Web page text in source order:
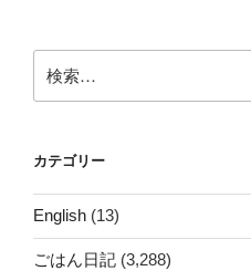
索:
カテゴリー
English (13)
ごはん日記 (3,288)